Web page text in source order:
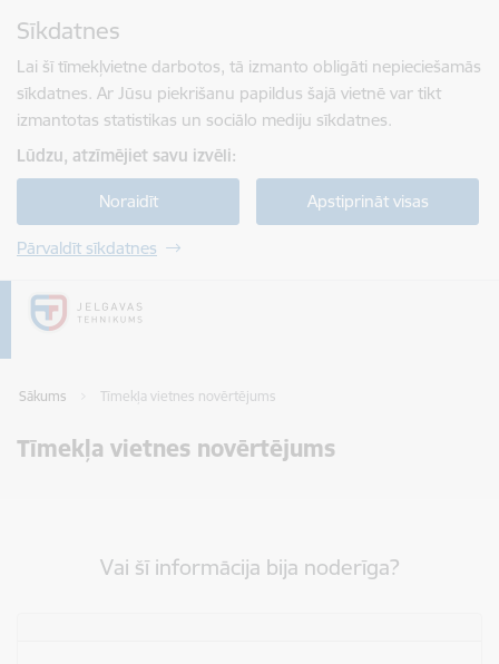
Sīkdatnes
Lai šī tīmekļvietne darbotos, tā izmanto obligāti nepieciešamās
sīkdatnes. Ar Jūsu piekrišanu papildus šajā vietnē var tikt
izmantotas statistikas un sociālo mediju sīkdatnes.
Lūdzu, atzīmējiet savu izvēli:
Noraidīt Apstiprināt visas
Pārvaldīt sīkdatnes
Sākums Tīmekļa vietnes novērtējums
Tīmekļa vietnes novērtējums
Vai šī informācija bija noderīga?